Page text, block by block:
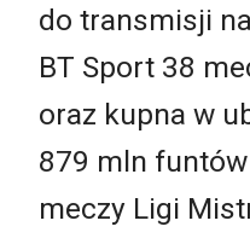
do transmisji
BT Sport 38
oraz kupna w
879 mln
meczy Ligi